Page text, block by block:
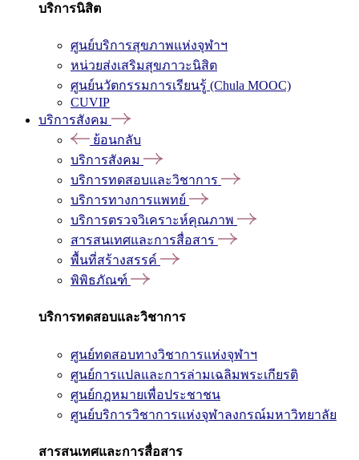
บริการนิสิต
ศูนย์บริการสุขภาพแห่งจุฬาฯ
หน่วยส่งเสริมสุขภาวะนิสิต
ศูนย์นวัตกรรมการเรียนรู้ (Chula MOOC)
CUVIP
บริการสังคม
ย้อนกลับ
บริการสังคม
บริการทดสอบและวิชาการ
บริการทางการแพทย์
บริการตรวจวิเคราะห์คุณภาพ
สารสนเทศและการสื่อสาร
พื้นที่สร้างสรรค์
พิพิธภัณฑ์
บริการทดสอบและวิชาการ
ศูนย์ทดสอบทางวิชาการแห่งจุฬาฯ
ศูนย์การแปลและการล่ามเฉลิมพระเกียรติ
ศูนย์กฎหมายเพื่อประชาชน
ศูนย์บริการวิชาการแห่งจุฬาลงกรณ์มหาวิทยาลัย
สารสนเทศและการสื่อสาร